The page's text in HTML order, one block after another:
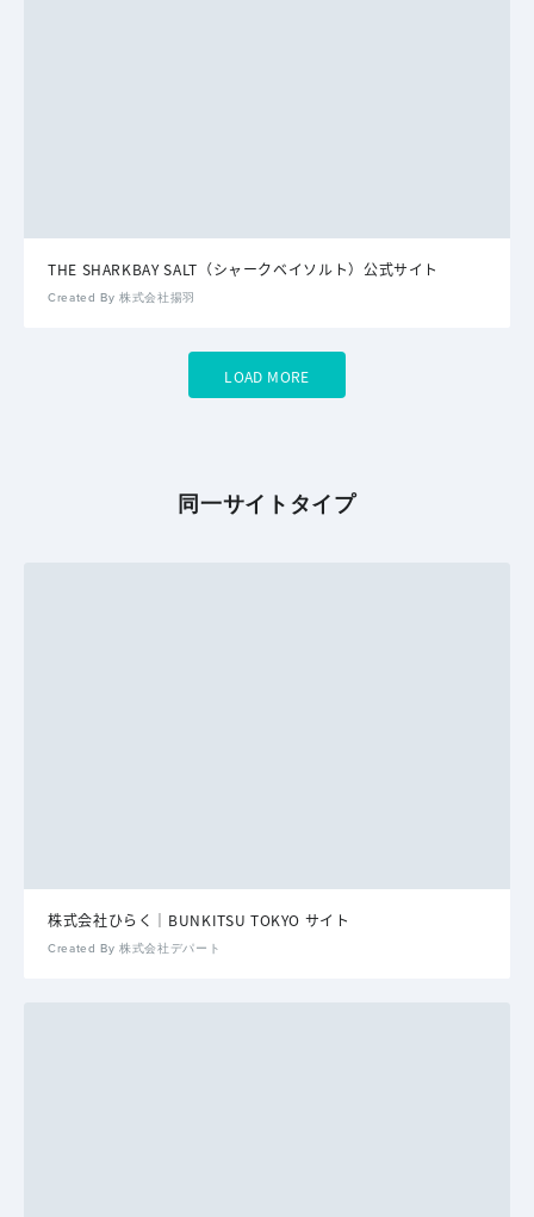
THE SHARKBAY SALT（シャークベイソルト）公式サイト
Created By 株式会社揚羽
LOAD MORE
同一サイトタイプ
株式会社ひらく｜BUNKITSU TOKYO サイト
Created By 株式会社デパート